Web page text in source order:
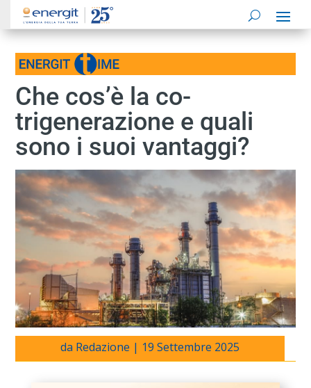
Che cos’è la co-
trigenerazione e quali
sono i suoi vantaggi?
da Redazione | 19 Settembre 2025